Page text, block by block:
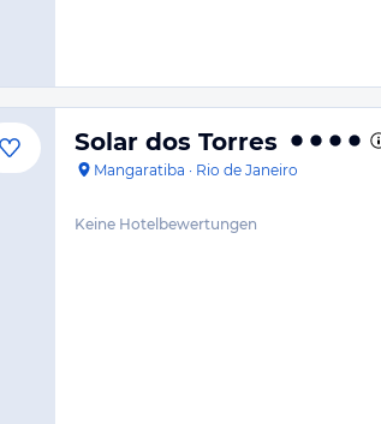
Solar dos Torres
Mangaratiba · Rio de Janeiro
Keine Hotelbewertungen